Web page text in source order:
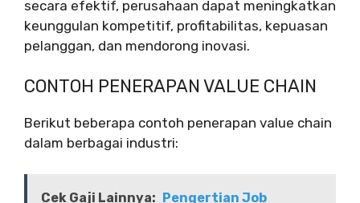
secara efektif, perusahaan dapat meningkatkan
keunggulan kompetitif, profitabilitas, kepuasan
pelanggan, dan mendorong inovasi.
CONTOH PENERAPAN VALUE CHAIN
Berikut beberapa contoh penerapan value chain
dalam berbagai industri:
Cek Gaji Lainnya: Pengertian Job